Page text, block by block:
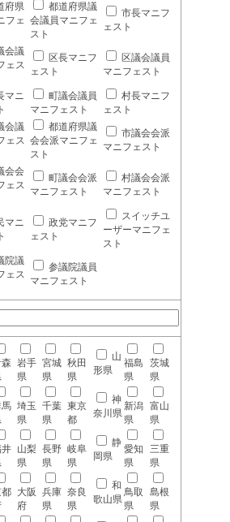
府県
フェ
都道府県議
会議員マニフェ
スト
市長マニフ
ェスト
会議
ェス
区長マニフ
ェスト
区議会議員
マニフェスト
マニ
町議会議員
マニフェスト
村長マニフ
ェスト
会議
ェス
都道府県議
会会派マニフェ
スト
市議会会派
マニフェスト
会会
ェス
町議会会派
マニフェスト
村議会会派
マニフェスト
マニ
政党マニフ
ェスト
スイッチユ
ーザーマニフェ
スト
院議
ェス
参議院議員
マニフェスト
岩手
県
宮城
県
秋田
県
山
形県
福島
県
茨城
県
埼玉
県
千葉
県
東京
都
神
奈川県
新潟
県
富山
県
山梨
県
長野
県
岐阜
県
静
岡県
愛知
県
三重
県
大阪
府
兵庫
県
奈良
県
和
歌山県
鳥取
県
島根
県